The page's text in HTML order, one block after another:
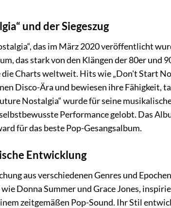
und der Siegeszug
das im März 2020 veröffentlicht
das stark von den Klängen der 80er und
Charts weltweit. Hits wie „Don't Start
Disco-Ära und bewiesen ihre Fähigkeit,
Nostalgia“ wurde für seine
Performance gelobt. Das
für das beste Pop-Gesangsalbum.
Entwicklung
aus verschiedenen Genres und
Donna Summer und Grace Jones,
zeitgemäßen Pop-Sound. Ihr Stil